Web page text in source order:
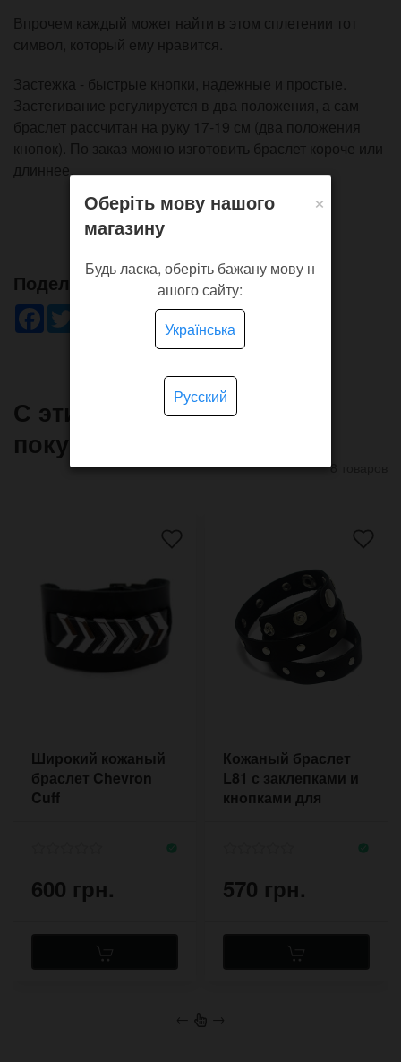
Впрочем каждый может найти в этом сплетении тот
символ, который ему нравится.
Застежка - быстрые кнопки, надежные и простые.
Застегивание регулируется в два положения, а сам
браслет рассчитан на руку 17-19 см (два положения
кнопок). По заказ можно изготовить браслет короче или
длиннее.
Поделись!
Facebook WhatsApp
ViberPinterestTelegram
С этим товаром часто
покупают
8 товаров
Широкий кожаный
браслет Chevron
Cuff
600 грн.
Кожаный браслет
L81 с заклепками и
кнопками для
570 грн.
← →
×
Оберіть мову нашого
магазину
Будь ласка, оберіть бажану мову н
ашого сайту:
Українська
Русский